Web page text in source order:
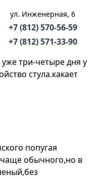
ул. Инженерная, 6
+7 (812) 570-56-59
+7 (812) 571-33-90
уже три-четыре дня у
стула.какает
попугая
чаще обычного,но в